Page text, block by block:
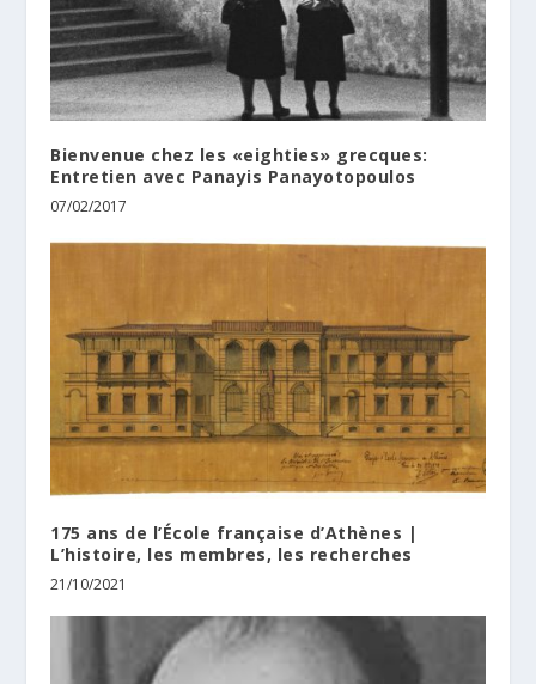
Bienvenue chez les «eighties» grecques:
Entretien avec Panayis Panayotopoulos
07/02/2017
175 ans de l’École française d’Athènes |
L’histoire, les membres, les recherches
21/10/2021